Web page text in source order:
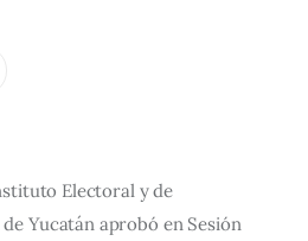
Electoral y de
Yucatán aprobó en Sesión